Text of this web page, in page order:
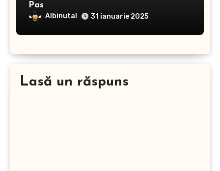
Pas
Albinuta! 31 ianuarie 2025
Lasă un răspuns